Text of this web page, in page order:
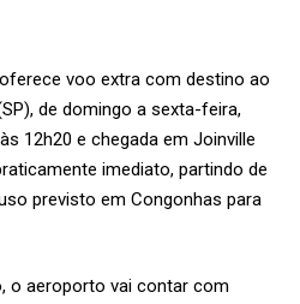
voo extra com destino ao
de domingo a sexta-feira,
12h20 e chegada em Joinville
imediato, partindo de
previsto em Congonhas para
o aeroporto vai contar com